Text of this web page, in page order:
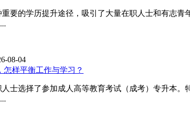
要的学历提升途径，吸引了大量在职人士和有志
08-04
样平衡工作与学习？
士选择了参加成人高等教育考试（成考）专升本